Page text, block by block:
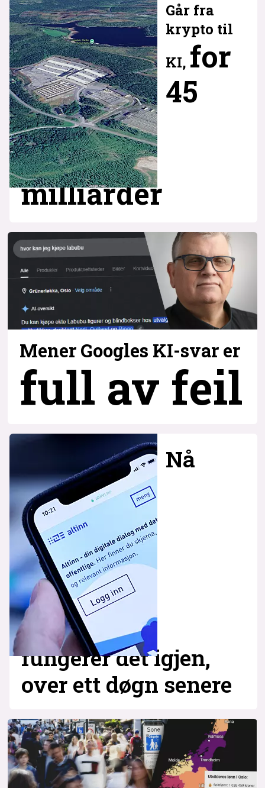
Går fra
krypto til
KI, for
45
milliarder
Mener Googles KI-svar er
full av feil
Nå
fungerer det igjen,
over ett døgn senere